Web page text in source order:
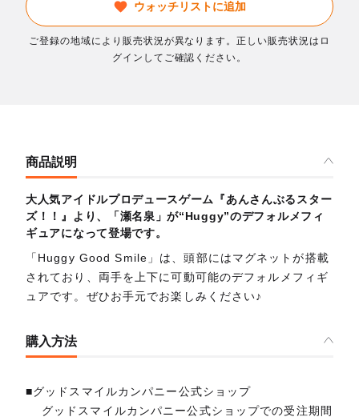
ウォッチリストに追加
ご登録の地域により販売状況が異なります。正しい販売状況はロ
グインしてご確認ください。
商品説明
大人気アイドルプロデュースゲーム『あんさんぶるスター
ズ！！』より、「瀬名泉」が“Huggy”のデフォルメフィ
ギュアになって登場です。
「Huggy Good Smile」は、頭部にはマグネットが搭載
されており、両手を上下に可動可能のデフォルメフィギ
ュアです。ぜひお手元でお楽しみください♪
購入方法
■グッドスマイルカンパニー公式ショップ
グッドスマイルカンパニー公式ショップでの受注期間